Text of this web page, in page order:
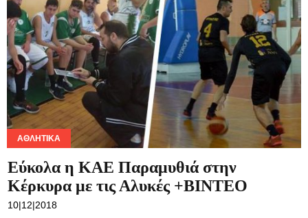
ΑΘΛΗΤΙΚΆ
Εύκολα η ΚΑΕ Παραμυθιά στην
Κέρκυρα με τις Αλυκές +BINTEO
10|12|2018